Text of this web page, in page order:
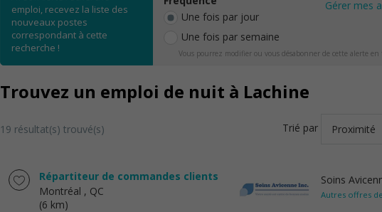
emploi, recevez la liste des
nouveaux postes
correspondant à cette
recherche !
Une fois par jour
Une fois par semaine
Gérer mes
Vous pourrez modifier ou vous désabonner de cette alerte
Trouvez un emploi de nuit à Lachine
19 résultat(s) trouvé(s) Trié par
Répartiteur de commandes clients
Montréal , QC
(6 km)
Soins
Autres offres